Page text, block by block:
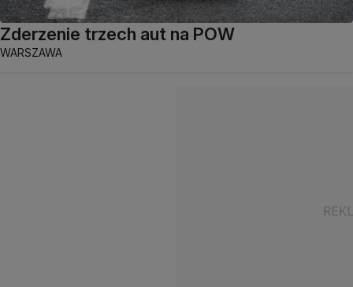
Zderzenie trzech aut na POW
WARSZAWA